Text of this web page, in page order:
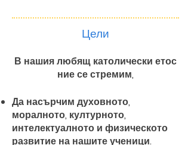
Цели
В нашия любящ католически етос
ние се стремим,
Да насърчим духовното,
моралното, културното,
интелектуалното и физическото
развитие на нашите ученици.